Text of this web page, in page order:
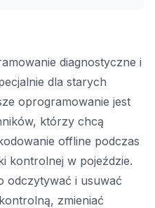
diagnostyczne i
dla starych
oprogramowanie jest
którzy chcą
offline podczas
kontrolnej w pojeździe.
odczytywać i usuwać
zmieniać